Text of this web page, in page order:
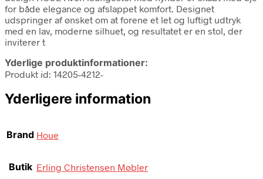
for både elegance og afslappet komfort. Designet
udspringer af ønsket om at forene et let og luftigt udtryk
med en lav, moderne silhuet, og resultatet er en stol, der
inviterer t
Yderlige produktinformationer:
Produkt id: 14205-4212-
Yderligere information
Brand Houe
Butik Erling Christensen Møbler